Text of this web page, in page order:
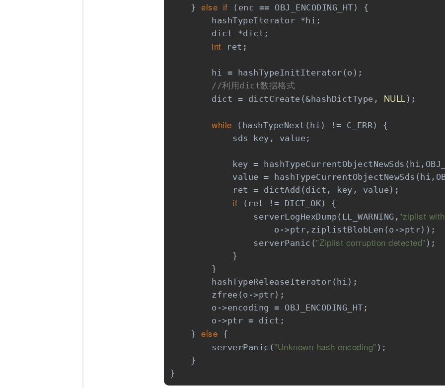
} else if (enc == OBJ_ENCODING_HT) {
hashTypeIterator *hi;
dict *dict;
int ret;
hi = hashTypeInitIterator(o);
//利用dict数据格式
dict = dictCreate(&hashDictType, NULL );
while (hashTypeNext(hi) != C_ERR) {
sds key, value;
key =
value =
ret = dictAdd(dict, key, value);
if (ret != DICT_OK) {
serverLogHexDump(LL_WARNING, "ziplist
o->ptr,ziplistBlobLen(o->ptr));
serverPanic( "Ziplist corruption detected" );
}
}
hashTypeReleaseIterator(hi);
zfree(o->ptr);
o->encoding = OBJ_ENCODING_HT;
o->ptr = dict;
} else {
serverPanic( "Unknown hash encoding" );
}
}